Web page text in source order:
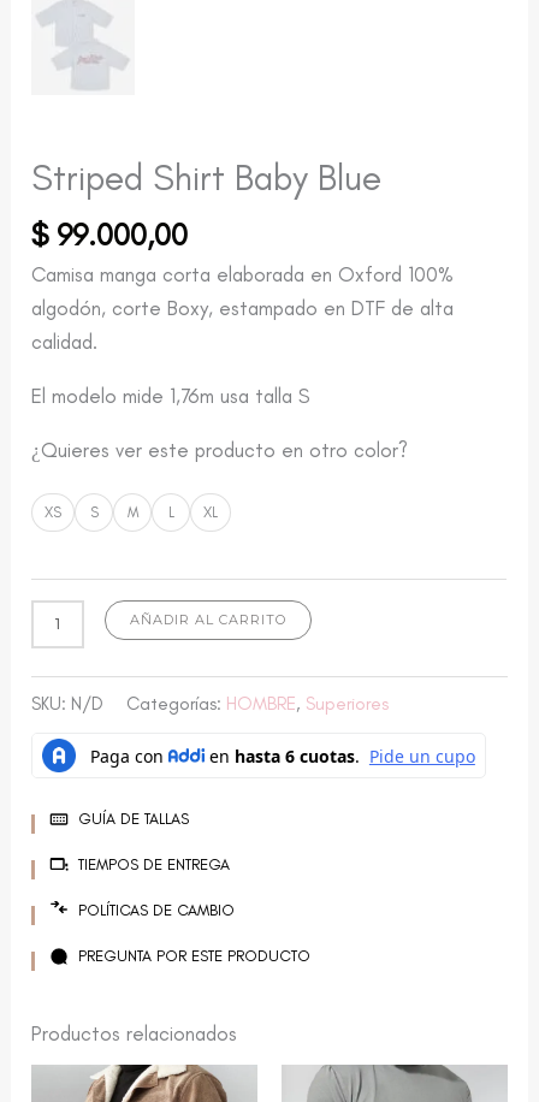
Striped Shirt Baby Blue
$99.000,00
Camisa manga corta elaborada en Oxford 100%
algodón, corte Boxy, estampado en DTF de alta
calidad.
El modelo mide 1,76m usa talla S
¿Quieres ver este producto en otro color?
XS S M L XL
AÑADIR AL CARRITO
SKU: N/D Categorías: HOMBRE, Superiores
GUÍA DE TALLAS
TIEMPOS DE ENTREGA
POLÍTICAS DE CAMBIO
PREGUNTA POR ESTE PRODUCTO
Productos relacionados
Este